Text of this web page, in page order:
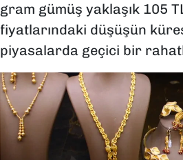
gram gümüş yaklaşık 105
fiyatlarındaki düşüşün
piyasalarda geçici bir